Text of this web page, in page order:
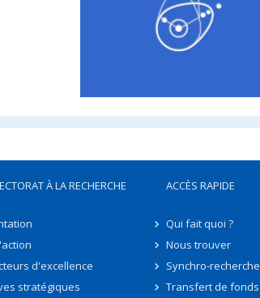
À LA RECHERCHE
d'excellence
stratégiques
ACCÈS RAPIDE
Qui fait quoi ?
Nous trouver
Synchro-recherche
Transfert de fonds